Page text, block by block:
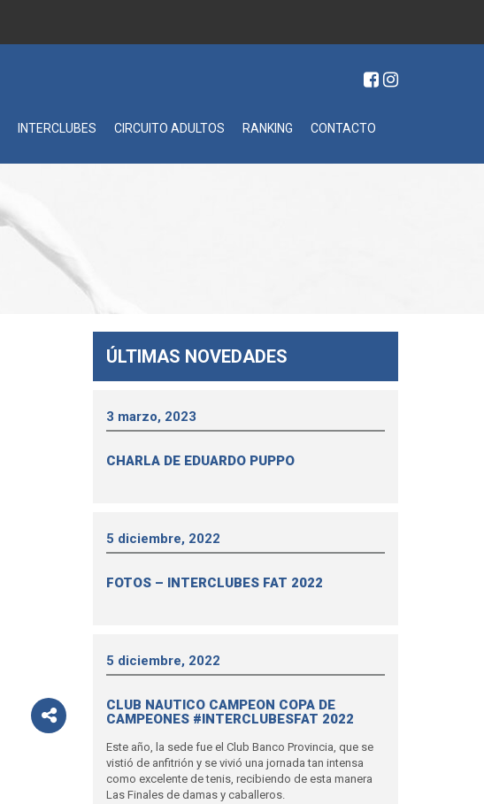
INTERCLUBES CIRCUITO ADULTOS RANKING CONTACTO
ÚLTIMAS NOVEDADES
3 marzo, 2023
CHARLA DE EDUARDO PUPPO
5 diciembre, 2022
FOTOS – INTERCLUBES FAT 2022
5 diciembre, 2022
CLUB NAUTICO CAMPEON COPA DE
CAMPEONES #INTERCLUBESFAT 2022
Este año, la sede fue el Club Banco Provincia, que se
vistió de anfitrión y se vivió una jornada tan intensa
como excelente de tenis, recibiendo de esta manera
Las Finales de damas y caballeros.